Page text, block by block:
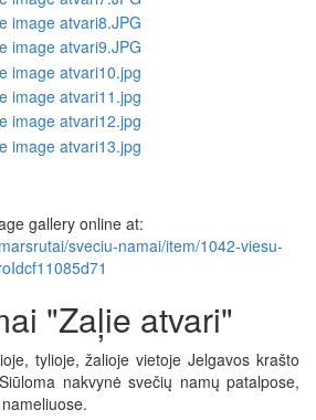
gallery online at:
sveciu-namai/item/1042-viesu-
"Zaļie atvari"
tylioje, žalioje vietoje Jelgavos krašto
nakvynė svečių namų patalpose,